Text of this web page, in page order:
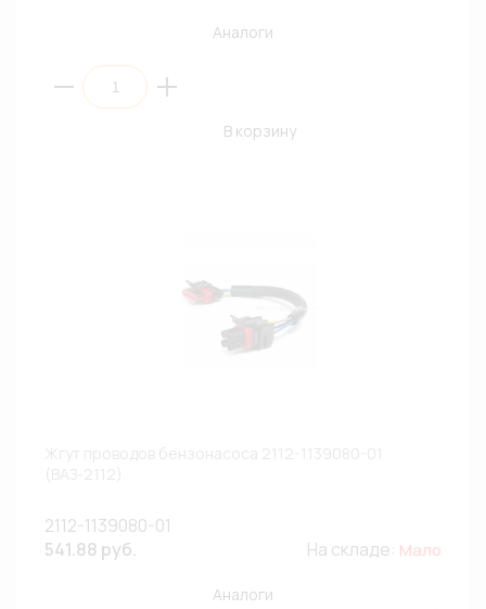
Аналоги
В корзину
2112-1139080-01
541.88 руб.
На складе: Мало
Аналоги